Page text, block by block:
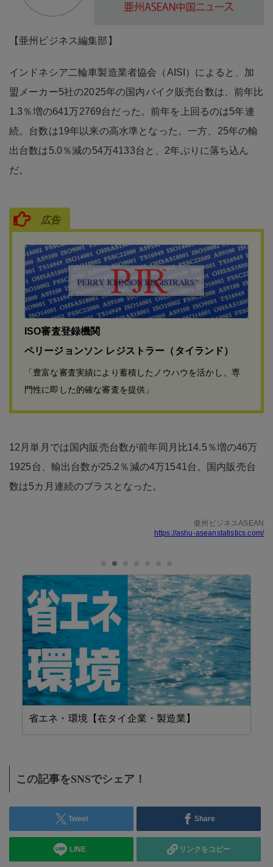
【亜州ビジネス編集部】
インドネシア二輪車製造業者協会（AISI）によると、加
盟メーカー5社の2025年の国内バイク販売台数は、前年比
1.3％増の641万2769台だった。前年を上回るのは5年連
続。台数は19年以来の高水準となった。一方、25年の輸
出台数は5.0％減の54万4133台と、2年ぶりに落ち込ん
だ。
広告
ISO審査登録機関
ペリージョンソン レジストラー（タイランド）
「豊富な審査実績により蓄積したノウハウを活かし、専
門性に即した的確な審査を提供」
12月単月では国内販売台数が前年同月比14.5％増の46万
1925台、輸出台数が25.2％減の4万1541台。国内販売台
数は5カ月連続のプラスとなった。
亜州ビジネスASEAN
https://ashu-aseanstatistics.com/
省エネ・環境【在タイ企業・製造業】
この記事をSNSでシェア！
Tweet Share
LINE リンクをコピー